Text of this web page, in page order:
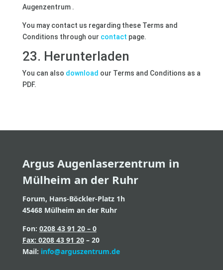
Augenzentrum .
You may contact us regarding these Terms and
Conditions through our contact page.
23. Herunterladen
You can also download our Terms and Conditions as a
PDF.
Argus Augenlaserzentrum in
Mülheim an der Ruhr
Forum, Hans-Böckler-Platz 1h
45468 Mülheim an der Ruhr
Fon: 0208 43 91 20 – 0
Fax: 0208 43 91 20– 20
Mail: info@arguszentrum.de